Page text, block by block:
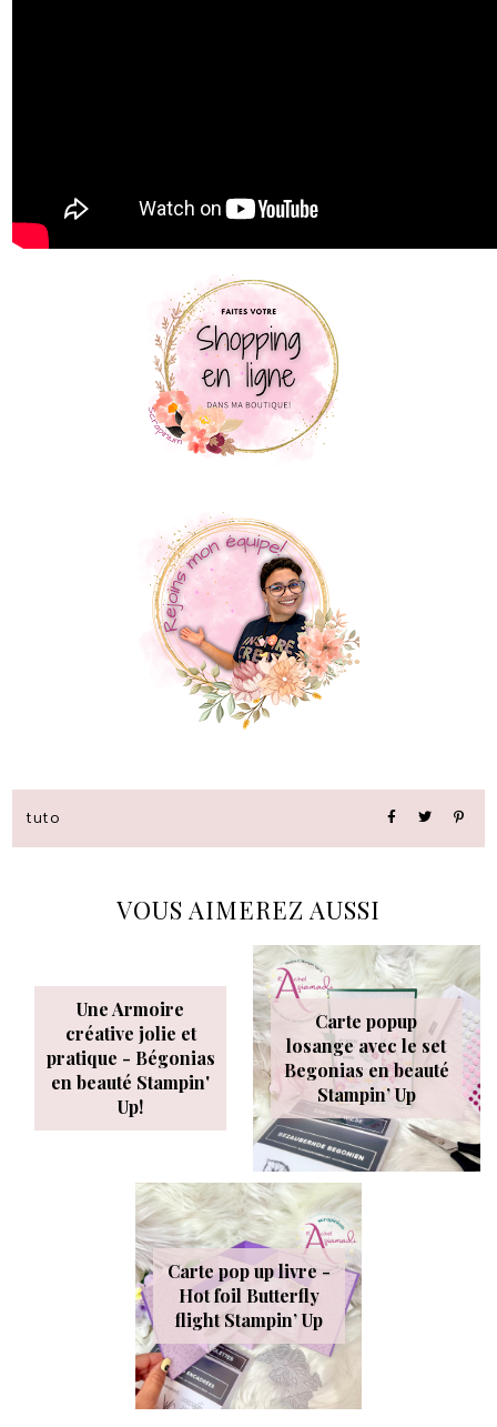
tuto
VOUS AIMEREZ AUSSI
Une Armoire
créative jolie et
pratique - Bégonias
en beauté Stampin'
Up!
Carte popup
losange avec le set
Begonias en beauté
Stampin’ Up
Carte pop up livre -
Hot foil Butterfly
flight Stampin’ Up